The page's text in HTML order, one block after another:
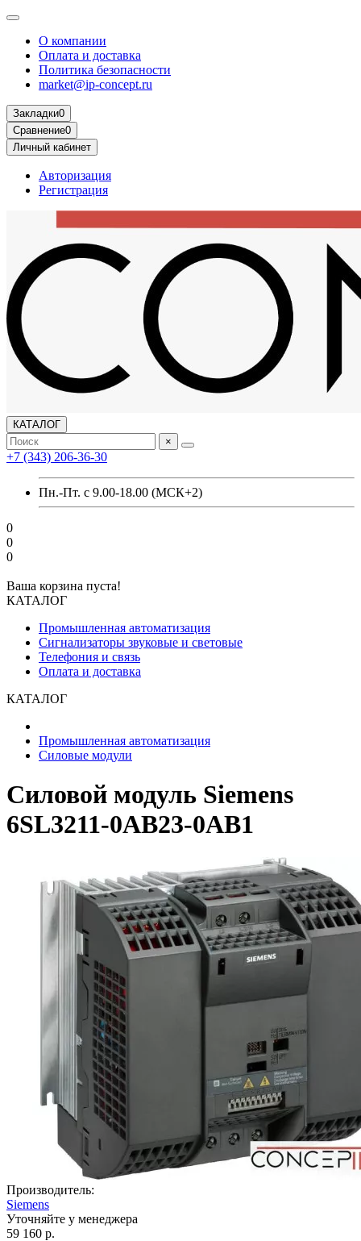
О компании
Оплата и доставка
Политика безопасности
market@ip-concept.ru
Закладки0
Сравнение0
Личный кабинет
Авторизация
Регистрация
КАТАЛОГ
×
+7 (343) 206-36-30
Пн.-Пт. с 9.00-18.00 (МСК+2)
0
0
0
Ваша корзина пуста!
КАТАЛОГ
Промышленная автоматизация
Сигнализаторы звуковые и световые
Телефония и связь
Оплата и доставка
КАТАЛОГ
Промышленная автоматизация
Силовые модули
Силовой модуль Siemens
6SL3211-0AB23-0AB1
Производитель:
Siemens
Уточняйте у менеджера
59 160 р.